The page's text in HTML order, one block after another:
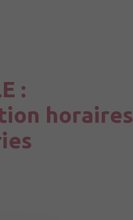
Vallées du Haut Anjou
:
horaires